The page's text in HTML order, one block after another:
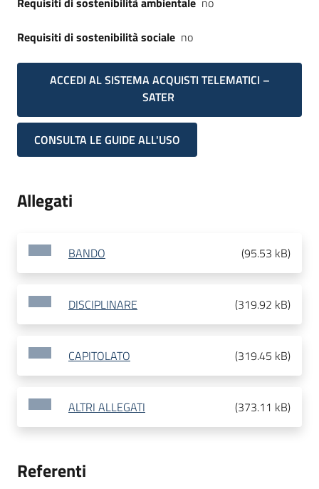
Requisiti di sostenibilità sociale no
ACCEDI AL SISTEMA ACQUISTI TELEMATICI –
SATER
CONSULTA LE GUIDE ALL'USO
Allegati
BANDO (95.53 kB)
DISCIPLINARE (319.92 kB)
CAPITOLATO (319.45 kB)
ALTRI ALLEGATI (373.11 kB)
Referenti